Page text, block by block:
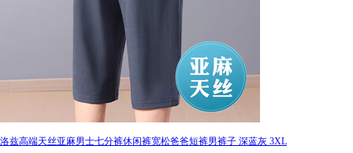
洛兹高端天丝亚麻男士七分裤休闲裤宽松爸爸短裤男裤子 深蓝灰 3XL